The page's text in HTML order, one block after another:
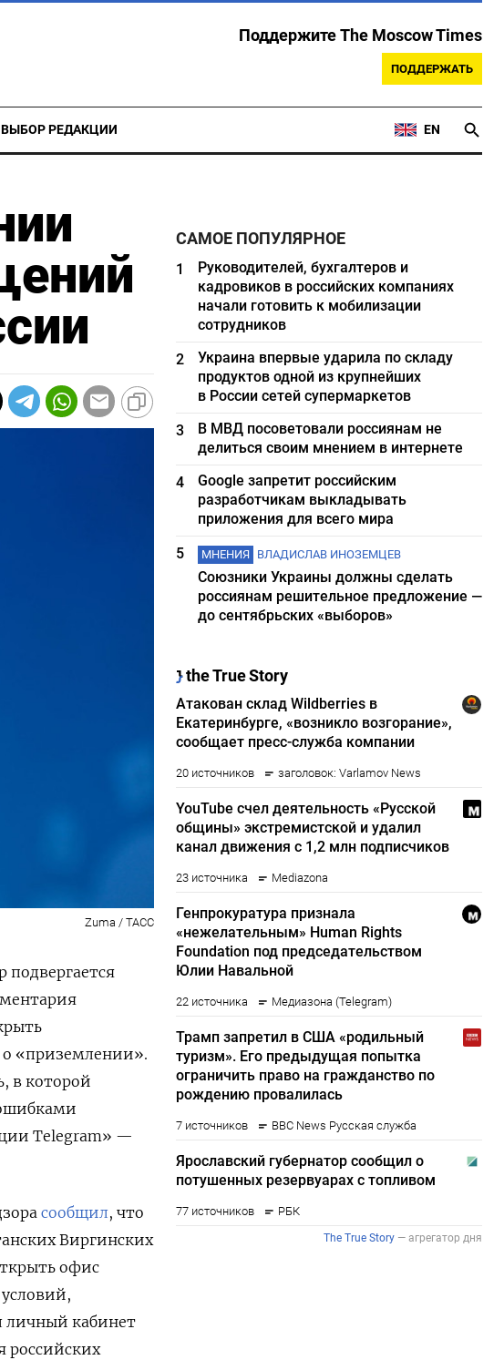
Поддержите The Moscow Times
ПОДДЕРЖАТЬ
ВЫБОР РЕДАКЦИИ EN
Zuma / ТАСС
подвергается
о «приземлении».
в которой
Telegram» —
сообщил, что
Виргинских
офис
личный кабинет
российских
САМОЕ ПОПУЛЯРНОЕ
1
Руководителей, бухгалтеров и
кадровиков в российских компаниях
начали готовить к мобилизации
сотрудников
2
Украина впервые ударила по складу
продуктов одной из крупнейших
в России сетей супермаркетов
3
В МВД посоветовали россиянам не
делиться своим мнением в интернете
4
Google запретит российским
разработчикам выкладывать
приложения для всего мира
5
МНЕНИЯ ВЛАДИСЛАВ ИНОЗЕМЦЕВ
Союзники Украины должны сделать
россиянам решительное предложение —
до сентябрьских «выборов»